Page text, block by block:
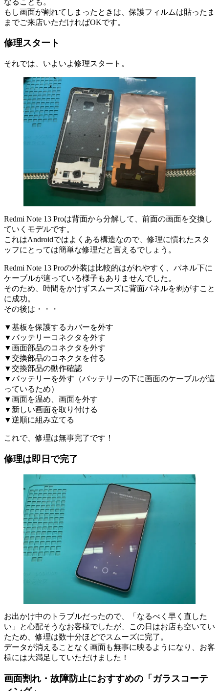
もし画面が割れてしまったときは、保護フィルムは貼ったま
までご来店いただければOKです。
修理スタート
それでは、いよいよ修理スタート。
Redmi Note 13 Proは背面から分解して、前面の画面を交換し
ていくモデルです。
これはAndroidではよくある構造なので、修理に慣れたスタ
ッフにとっては簡単な修理だと言えるでしょう。
Redmi Note 13 Proの外装は比較的はがれやすく、パネル下に
ケーブルが這っている様子もありませんでした。
そのため、時間をかけずスムーズに背面パネルを剥がすこと
に成功。
その後は・・・
▼基板を保護するカバーを外す
▼バッテリーコネクタを外す
▼画面部品のコネクタを外す
▼交換部品のコネクタを付る
▼交換部品の動作確認
▼バッテリーを外す（バッテリーの下に画面のケーブルが這
っているため）
▼画面を温め、画面を外す
▼新しい画面を取り付ける
▼逆順に組み立てる
これで、修理は無事完了です！
修理は即日で完了
お出かけ中のトラブルだったので、「なるべく早く直した
い」と心配そうなお客様でしたが、この日はお店も空いてい
たため、修理は数十分ほどでスムーズに完了。
データが消えることなく画面も無事に映るようになり、お客
様には大満足していただけました！
画面割れ・故障防止におすすめの「ガラスコーテ